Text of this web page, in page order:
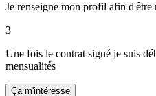
Je renseigne mon profil afin d'être
3
Une fois le contrat signé je suis
mensualités
Ça m'intéresse